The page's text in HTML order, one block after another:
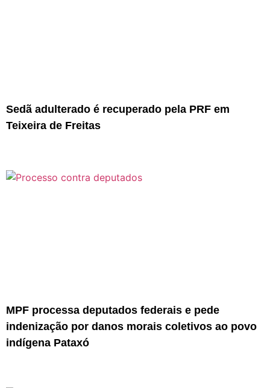
Sedã adulterado é recuperado pela PRF em
Teixeira de Freitas
MPF processa deputados federais e pede
indenização por danos morais coletivos ao povo
indígena Pataxó